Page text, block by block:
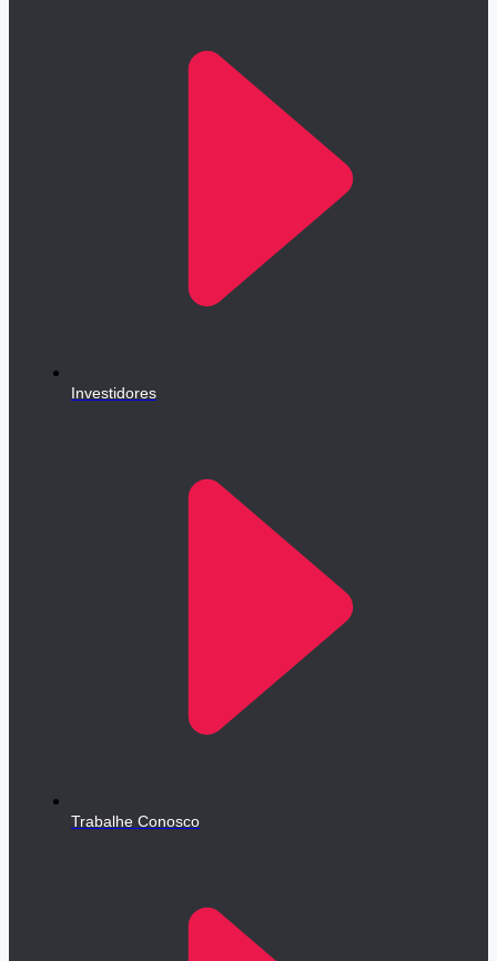
Investidores
Trabalhe Conosco